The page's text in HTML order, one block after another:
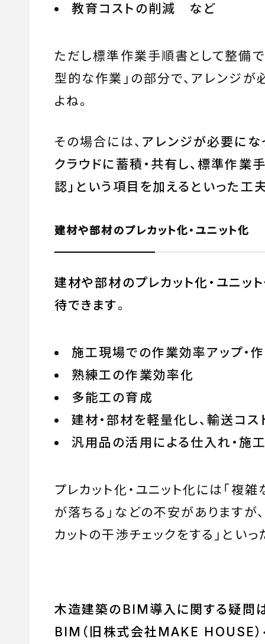
教育コストの削減 など
ただし標準作業手順書として整備で
型的な作業」の部分で、アレンジ
よね。
その場合には、 アレンジが必要に
クラウドに蓄積・共有し、標準作業
認」という項目を加えるといった工
建材や部材のプレカット化・ユニット化
建材や部材のプレカット化・ユニッ
待できます。
施工現場での作業効率アップ・
熟練工の作業効率化
多能工の育成
建材・部材を軽量化し、輸送コス
汎用品の活用による仕入れ・施
プレカット化・ユニット化には「複
が落ちる」などの不安がありますが
カットの干渉チェックをする」とい
木造建築のBIM導入に関する疑問
BIM（旧株式会社MAKE HOUSE